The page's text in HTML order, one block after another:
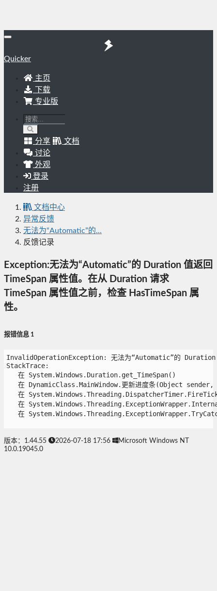
Quicker
主页
下载
专业版
分享
文档
讨论
外观
登录
注册
文档中心
异常反馈
无法为“Automatic”的...
反馈记录
Exception:无法为“Automatic”的 Duration 值返回
TimeSpan 属性值。在从 Duration 请求
TimeSpan 属性值之前，检查 HasTimeSpan 属
性。
报错信息 1
InvalidOperationException: 无法为“Automatic”的 Duration
StackTrace:
   在 System.Windows.Duration.get_TimeSpan()
在 DynamicClass.MainWindow.更新进度条(Object
在
在
在
版本：1.44.55 2026-07-18 17:56
Microsoft Windows NT
10.0.19045.0